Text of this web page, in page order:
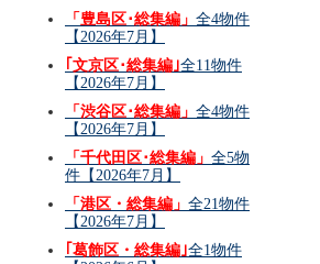
「豊島区･総集編」 全4物件
【2026年7月】
｢文京区･総集編｣全11物件
【2026年7月】
「渋谷区･総集編」 全4物件
【2026年7月】
「千代田区･総集編」 全5物
件【2026年7月】
「港区・総集編」 全21物件
【2026年7月】
｢葛飾区・総集編｣全1物件